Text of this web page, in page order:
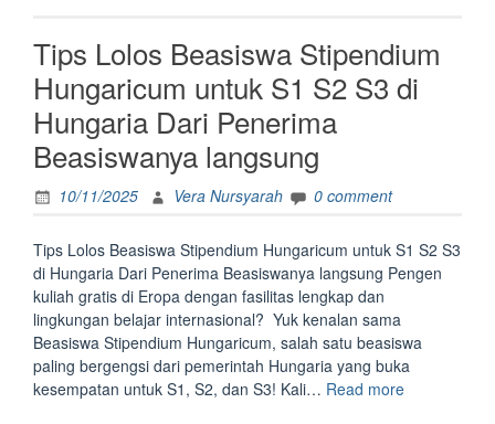
Tips Lolos Beasiswa Stipendium
Hungaricum untuk S1 S2 S3 di
Hungaria Dari Penerima
Beasiswanya langsung
10/11/2025 Vera Nursyarah 0 comment
Tips Lolos Beasiswa Stipendium Hungaricum untuk S1 S2 S3
di Hungaria Dari Penerima Beasiswanya langsung Pengen
kuliah gratis di Eropa dengan fasilitas lengkap dan
lingkungan belajar internasional? Yuk kenalan sama
Beasiswa Stipendium Hungaricum, salah satu beasiswa
paling bergengsi dari pemerintah Hungaria yang buka
kesempatan untuk S1, S2, dan S3! Kali… Read more“Tips